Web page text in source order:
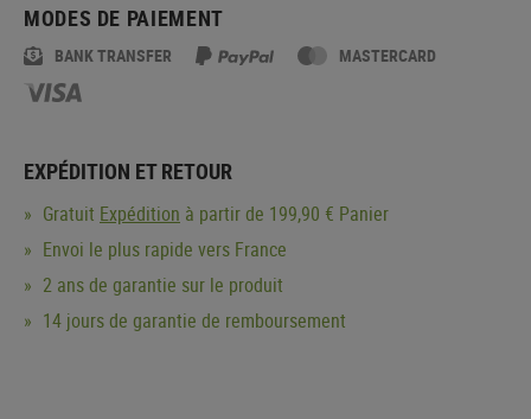
MODES DE PAIEMENT
BANK TRANSFER MASTERCARD
EXPÉDITION ET RETOUR
Gratuit Expédition à partir de 199,90 € Panier
Envoi le plus rapide vers France
2 ans de garantie sur le produit
14 jours de garantie de remboursement